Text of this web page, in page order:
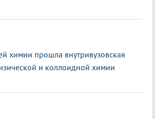
химии прошла внутривузовская
и коллоидной химии